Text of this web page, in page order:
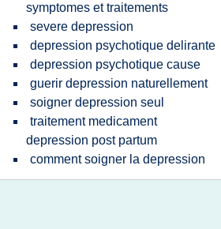
symptomes et traitements
severe depression
depression psychotique delirante
depression psychotique cause
guerir depression naturellement
soigner depression seul
traitement medicament
depression post partum
comment soigner la depression